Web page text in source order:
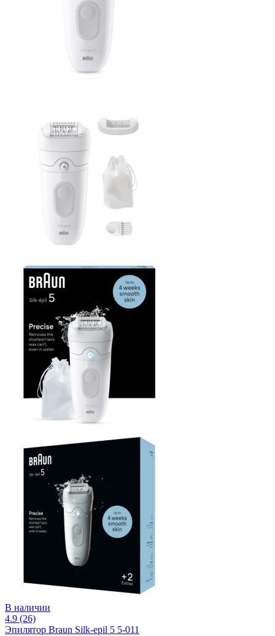
В наличии
4.9 (26)
Эпилятор Braun Silk-epil 5 5-011